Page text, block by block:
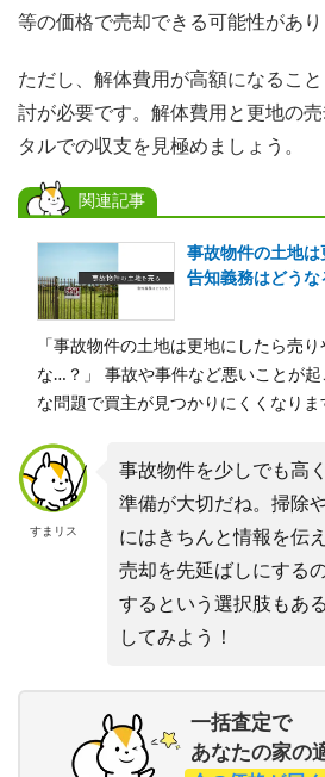
等の価格で売却できる可能性があり
ただし、解体費用が高額になるこ
討が必要です。解体費用と更地の
タルでの収支を見極めましょう。
関連記事
事故物件の土地は
告知義務はどうな
「事故物件の土地は更地にしたら売
な…？」 事故や事件など悪いことが
な問題で買主が見つかりにくくなりま
すまリス
事故物件を少しでも高
準備が大切だね。掃除
にはきちんと情報を伝
売却を先延ばしにする
するという選択肢もあ
してみよう！
一括査定で
あなたの家の